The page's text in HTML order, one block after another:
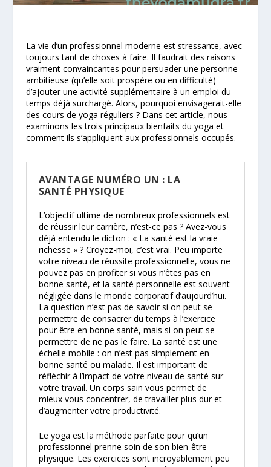
La vie d’un professionnel moderne est stressante, avec
toujours tant de choses à faire. Il faudrait des raisons
vraiment convaincantes pour persuader une personne
ambitieuse (qu’elle soit prospère ou en difficulté)
d’ajouter une activité supplémentaire à un emploi du
temps déjà surchargé. Alors, pourquoi envisagerait-elle
des cours de yoga réguliers ? Dans cet article, nous
examinons les trois principaux bienfaits du yoga et
comment ils s’appliquent aux professionnels occupés.
AVANTAGE NUMÉRO UN : LA
SANTÉ PHYSIQUE
L’objectif ultime de nombreux professionnels est
de réussir leur carrière, n’est-ce pas ? Avez-vous
déjà entendu le dicton : « La santé est la vraie
richesse » ? Croyez-moi, c’est vrai. Peu importe
votre niveau de réussite professionnelle, vous ne
pouvez pas en profiter si vous n’êtes pas en
bonne santé, et la santé personnelle est souvent
négligée dans le monde corporatif d’aujourd’hui.
La question n’est pas de savoir si on peut se
permettre de consacrer du temps à l’exercice
pour être en bonne santé, mais si on peut se
permettre de ne pas le faire. La santé est une
échelle mobile : on n’est pas simplement en
bonne santé ou malade. Il est important de
réfléchir à l’impact de votre niveau de santé sur
votre travail. Un corps sain vous permet de
mieux vous concentrer, de travailler plus dur et
d’augmenter votre productivité.
Le yoga est la méthode parfaite pour qu’un
professionnel prenne soin de son bien-être
physique. Les exercices sont incroyablement peu